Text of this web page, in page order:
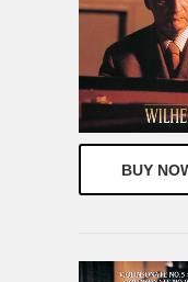
BUY